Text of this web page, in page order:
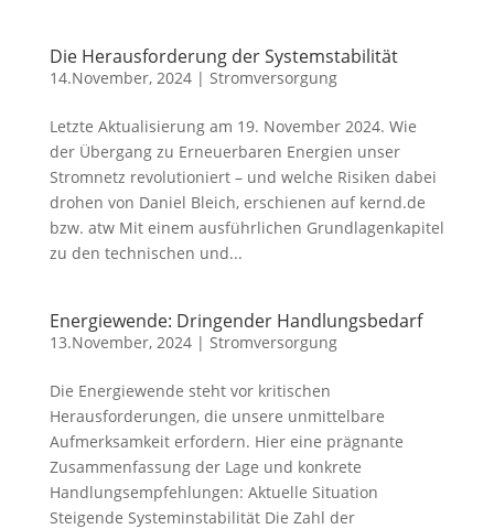
Die Herausforderung der Systemstabilität
14.November, 2024| Stromversorgung
Letzte Aktualisierung am 19. November 2024. Wie
der Übergang zu Erneuerbaren Energien unser
Stromnetz revolutioniert – und welche Risiken dabei
drohen von Daniel Bleich, erschienen auf kernd.de
bzw. atw Mit einem ausführlichen Grundlagenkapitel
zu den technischen und...
Energiewende: Dringender Handlungsbedarf
13.November, 2024| Stromversorgung
Die Energiewende steht vor kritischen
Herausforderungen, die unsere unmittelbare
Aufmerksamkeit erfordern. Hier eine prägnante
Zusammenfassung der Lage und konkrete
Handlungsempfehlungen: Aktuelle Situation
Steigende Systeminstabilität Die Zahl der